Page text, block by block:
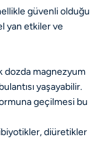
güvenli olduğu
yan etkiler ve
dozda magnezyum
yaşayabilir.
geçilmesi bu
diüretikler